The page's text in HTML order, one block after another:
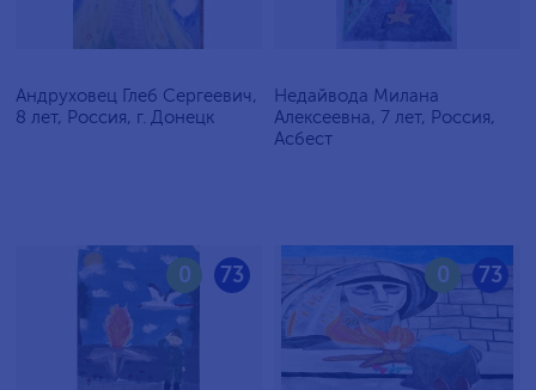
Андруховец Глеб Сергеевич,
8 лет, Россия, г. Донецк
Недайвода Милана
Алексеевна, 7 лет, Россия,
Асбест
73
0 73
0